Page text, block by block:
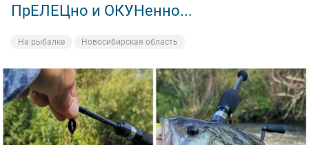
ПрЕЛЕЦно и ОКУНенно...
На рыбалке Новосибирская область